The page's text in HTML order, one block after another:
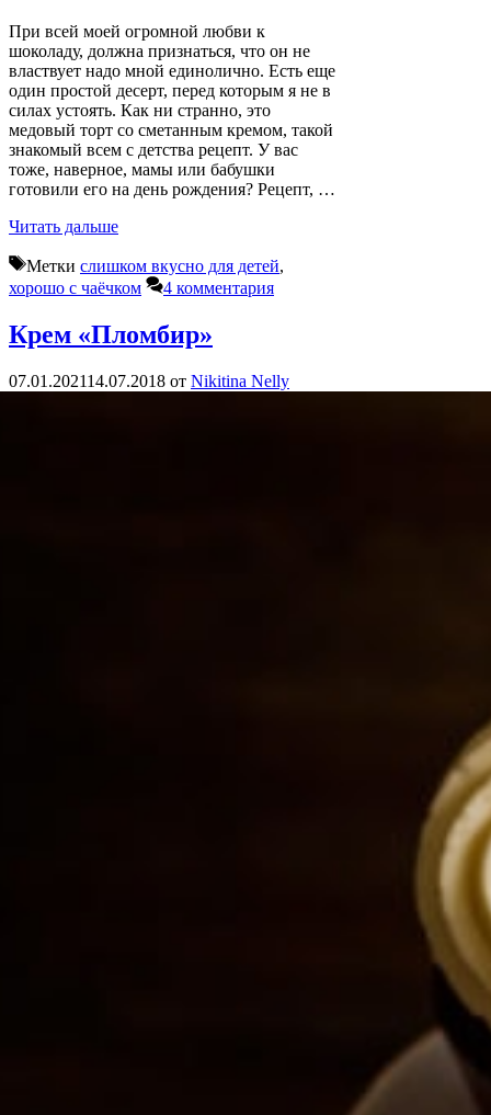
При всей моей огромной любви к
шоколаду, должна признаться, что он не
властвует надо мной единолично. Есть еще
один простой десерт, перед которым я не в
силах устоять. Как ни странно, это
медовый торт со сметанным кремом, такой
знакомый всем с детства рецепт. У вас
тоже, наверное, мамы или бабушки
готовили его на день рождения? Рецепт, …
Читать дальше
Метки слишком вкусно для детей,
хорошо с чаёчком
4 комментария
Крем «Пломбир»
07.01.202114.07.2018 от Nikitina Nelly